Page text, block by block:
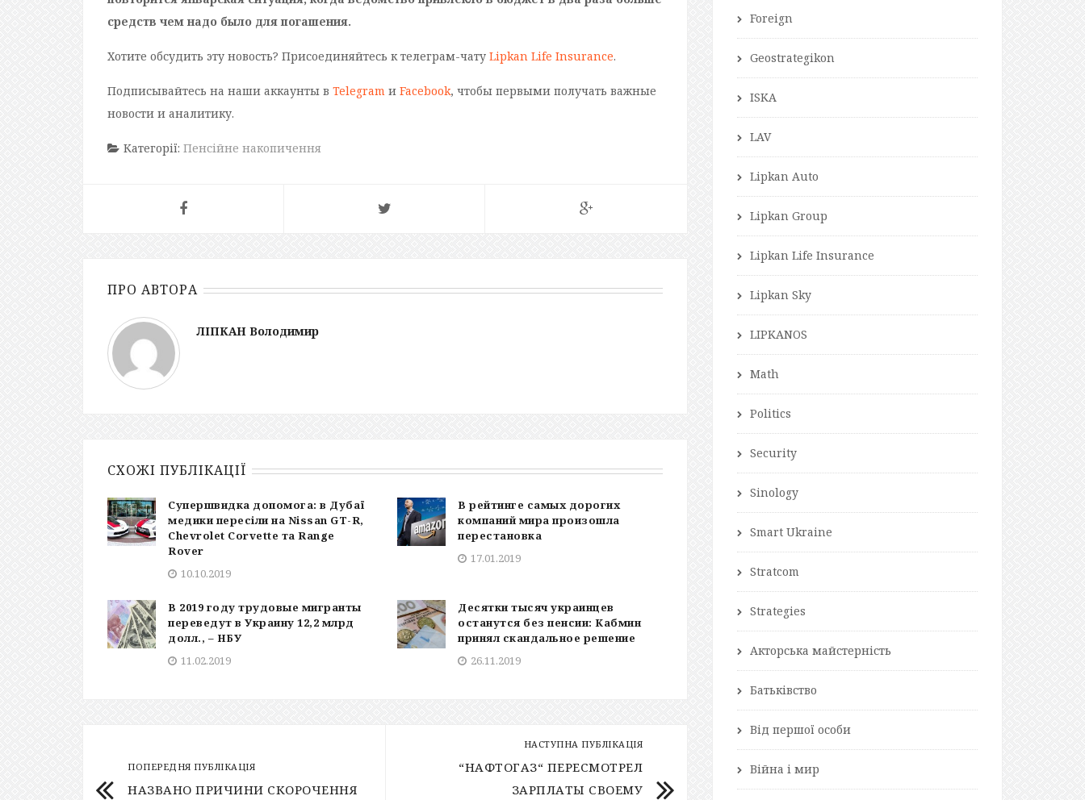
средств чем надо было для погашения.
Хотите обсудить эту новость? Присоединяйтесь к телеграм-чату Lipkan Life Insurance.
Подписывайтесь на наши аккаунты в Telegram и Facebook, чтобы первыми получать важные
новости и аналитику.
Категорії: Пенсійне накопичення
ПРО АВТОРА
ЛІПКАН Володимир
СХОЖІ ПУБЛІКАЦІЇ
Супершвидка допомога: в Дубаї
медики пересіли на Nissan GT-R,
Chevrolet Corvette та Range
Rover
10.10.2019
В рейтинге самых дорогих
компаний мира произошла
перестановка
17.01.2019
В 2019 году трудовые мигранты
переведут в Украину 12,2 млрд
долл., – НБУ
11.02.2019
Десятки тысяч украинцев
останутся без пенсии: Кабмин
принял скандальное решение
26.11.2019
ПОПЕРЕДНЯ ПУБЛІКАЦІЯ
НАЗВАНО ПРИЧИНИ СКОРОЧЕННЯ
НАСТУПНА ПУБЛІКАЦІЯ
“НАФТОГАЗ“ ПЕРЕСМОТРЕЛ
ЗАРПЛАТЫ СВОЕМУ
Foreign
Geostrategikon
ISKA
LAV
Lipkan Auto
Lipkan Group
Lipkan Life Insurance
Lipkan Sky
LIPKANOS
Math
Politics
Security
Sinology
Smart Ukraine
Stratcom
Strategies
Акторська майстерність
Батьківство
Від першої особи
Війна і мир